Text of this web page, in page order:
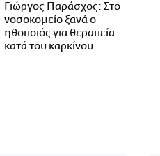
Γιώργος Παράσχος: Στο
νοσοκομείο ξανά ο
ηθοποιός για θεραπεία
κατά του καρκίνου